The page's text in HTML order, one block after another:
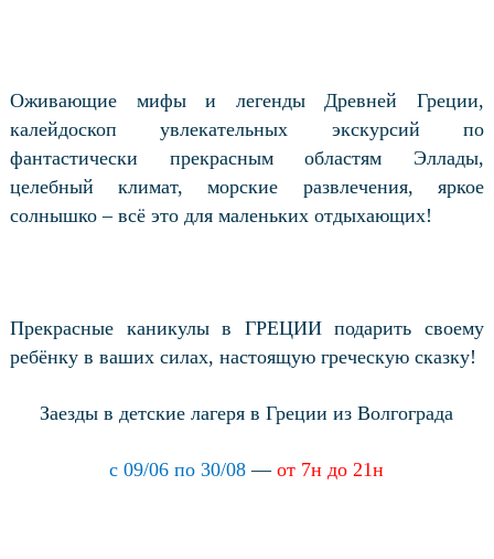
Оживающие мифы и легенды Древней Греции,
калейдоскоп увлекательных экскурсий по
фантастически прекрасным областям Эллады,
целебный климат, морские развлечения, яркое
солнышко – всё это для маленьких отдыхающих!
Прекрасные каникулы в ГРЕЦИИ подарить своему
ребёнку в ваших силах, настоящую греческую сказку!
Заезды в детские лагеря в Греции из Волгограда
с 09/06 по 30/08 —от 7н до 21н